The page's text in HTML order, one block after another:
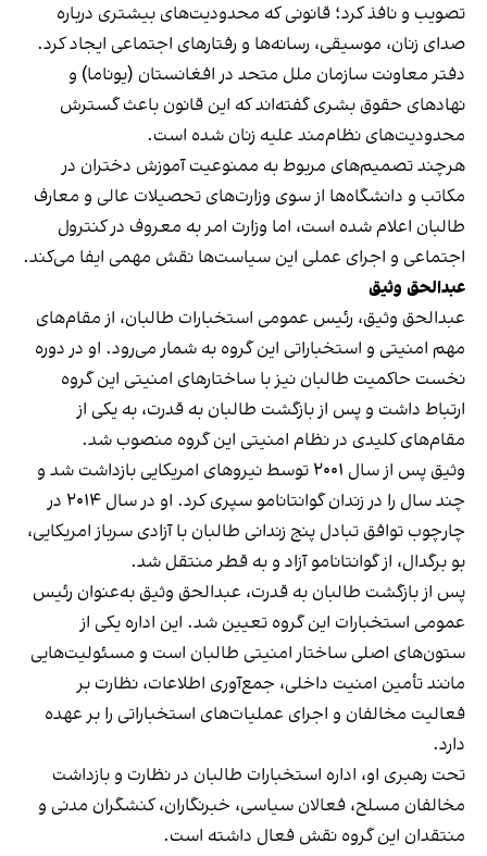
تصویب و نافذ کرد؛ قانونی که محدودیت‌های بیشتری درباره
صدای زنان، موسیقی، رسانه‌ها و رفتارهای اجتماعی ایجاد کرد.
دفتر معاونت سازمان ملل متحد در افغانستان (یوناما) و
نهادهای حقوق بشری گفته‌اند که این قانون باعث گسترش
محدودیت‌های نظام‌مند علیه زنان شده است.
هرچند تصمیم‌های مربوط به ممنوعیت آموزش دختران در
مکاتب و دانشگاه‌ها از سوی وزارت‌های تحصیلات عالی و معارف
طالبان اعلام شده است، اما وزارت امر به معروف در کنترول
اجتماعی و اجرای عملی این سیاست‌ها نقش مهمی ایفا می‌کند.
عبدالحق وثیق
عبدالحق وثیق، رئیس عمومی استخبارات طالبان، از مقام‌های
مهم امنیتی و استخباراتی این گروه به شمار می‌رود. او در دوره
نخست حاکمیت طالبان نیز با ساختارهای امنیتی این گروه
ارتباط داشت و پس از بازگشت طالبان به قدرت، به یکی از
مقام‌های کلیدی در نظام امنیتی این گروه منصوب شد.
وثیق پس از سال ۲۰۰۱ توسط نیروهای امریکایی بازداشت شد و
چند سال را در زندان گوانتانامو سپری کرد. او در سال ۲۰۱۴ در
چارچوب توافق تبادل پنج زندانی طالبان با آزادی سرباز امریکایی،
بو برگدال، از گوانتانامو آزاد و به قطر منتقل شد.
پس از بازگشت طالبان به قدرت، عبدالحق وثیق به‌عنوان رئیس
عمومی استخبارات این گروه تعیین شد. این اداره یکی از
ستون‌های اصلی ساختار امنیتی طالبان است و مسئولیت‌هایی
مانند تأمین امنیت داخلی، جمع‌آوری اطلاعات، نظارت بر
فعالیت مخالفان و اجرای عملیات‌های استخباراتی را بر عهده
دارد.
تحت رهبری او، اداره استخبارات طالبان در نظارت و بازداشت
مخالفان مسلح، فعالان سیاسی، خبرنگاران، کنشگران مدنی و
منتقدان این گروه نقش فعال داشته است.